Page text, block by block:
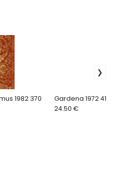
1982 370
Gardena 1972 410
24.50 €